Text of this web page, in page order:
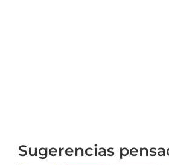
Sugerencias